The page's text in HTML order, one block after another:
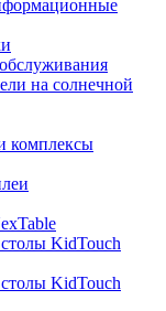
на солнечной
комплексы
KidTouch
KidTouch